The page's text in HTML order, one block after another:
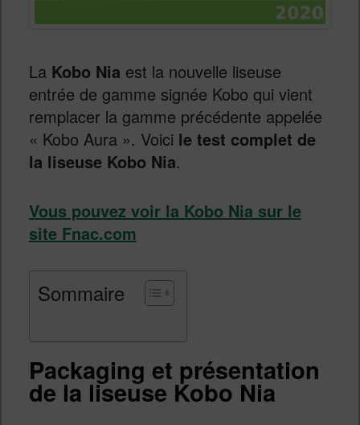
La Kobo Nia est la nouvelle liseuse
entrée de gamme signée Kobo qui vient
remplacer la gamme précédente appelée
« Kobo Aura ». Voici le test complet de
la liseuse Kobo Nia.
Vous pouvez voir la Kobo Nia sur le
site Fnac.com
Sommaire
Packaging et présentation
de la liseuse Kobo Nia